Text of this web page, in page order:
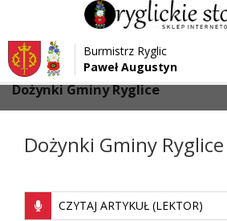
Przejdź do menu
Przejdź do głównej treści strony
Przejdź do stopki strony
Burmistrz Ryglic
Paweł Augustyn
Strona główna > Aktualności
Dożynki Gminy Ryglice
Dożynki Gminy Ryglice
CZYTAJ ARTYKUŁ (LEKTOR)